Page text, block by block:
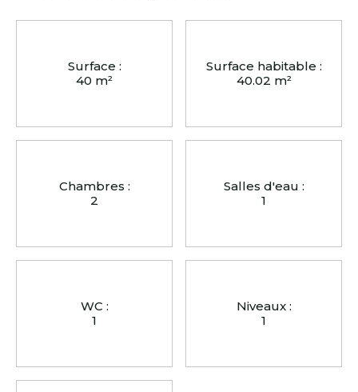
Surface :
40 m²
Surface habitable :
40.02 m²
Chambres :
2
Salles d'eau :
1
WC :
1
Niveaux :
1